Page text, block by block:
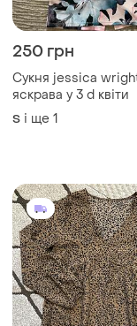
250 грн
Сукня jessica
яскрава у 3 d квіти
S і ще 1